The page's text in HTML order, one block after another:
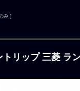
み ]
リップ 三菱 ラ